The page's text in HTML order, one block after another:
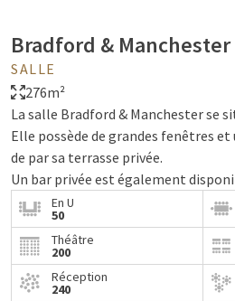
Bradford & Manchester
SALLE
276m²
La salle Bradford & Manchester se
Elle possède de grandes fenêtres et
de par sa terrasse privée.
Un bar privée est également
En U
50
Théâtre
200
Réception
240